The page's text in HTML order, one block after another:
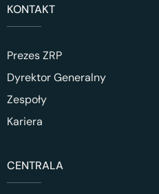
KONTAKT
Prezes ZRP
Dyrektor Generalny
Zespoły
Kariera
CENTRALA